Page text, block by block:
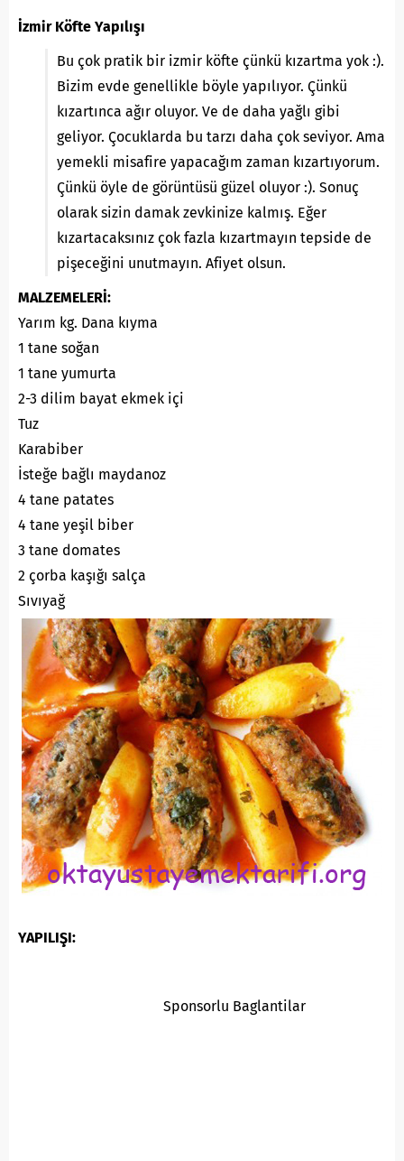
İzmir Köfte Yapılışı
Bu çok pratik bir izmir köfte çünkü kızartma yok :).
Bizim evde genellikle böyle yapılıyor. Çünkü
kızartınca ağır oluyor. Ve de daha yağlı gibi
geliyor. Çocuklarda bu tarzı daha çok seviyor. Ama
yemekli misafire yapacağım zaman kızartıyorum.
Çünkü öyle de görüntüsü güzel oluyor :). Sonuç
olarak sizin damak zevkinize kalmış. Eğer
kızartacaksınız çok fazla kızartmayın tepside de
pişeceğini unutmayın. Afiyet olsun.
MALZEMELERİ:
Yarım kg. Dana kıyma
1 tane soğan
1 tane yumurta
2-3 dilim bayat ekmek içi
Tuz
Karabiber
İsteğe bağlı maydanoz
4 tane patates
4 tane yeşil biber
3 tane domates
2 çorba kaşığı salça
Sıvıyağ
YAPILIŞI:
Sponsorlu Baglantilar